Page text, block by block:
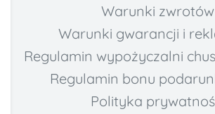
Warunki zwrotów
Warunki gwarancji i
Regulamin wypożyczalni
Regulamin bonu
Polityka